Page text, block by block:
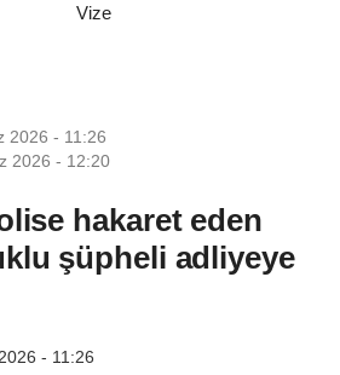
Vize
2026 - 11:26
2026 - 12:20
hakaret eden
şüpheli adliyeye
- 11:26